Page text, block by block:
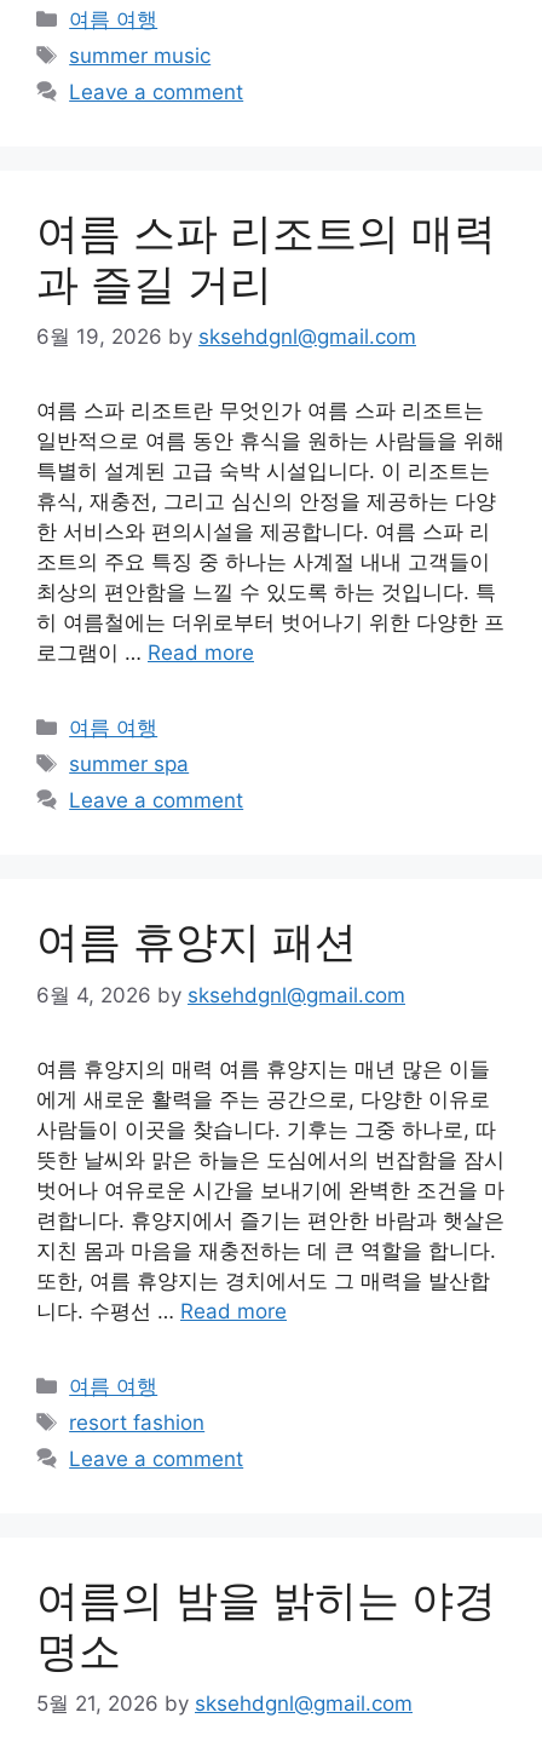
Categories
여름 여행
Tags
summer music
Leave a comment
여름 스파 리조트의 매력
과 즐길 거리
6월 19, 2026 by sksehdgnl@gmail.com
여름 스파 리조트란 무엇인가 여름 스파 리조트는
일반적으로 여름 동안 휴식을 원하는 사람들을 위해
특별히 설계된 고급 숙박 시설입니다. 이 리조트는
휴식, 재충전, 그리고 심신의 안정을 제공하는 다양
한 서비스와 편의시설을 제공합니다. 여름 스파 리
조트의 주요 특징 중 하나는 사계절 내내 고객들이
최상의 편안함을 느낄 수 있도록 하는 것입니다. 특
히 여름철에는 더위로부터 벗어나기 위한 다양한 프
로그램이 … Read more
Categories
여름 여행
Tags
summer spa
Leave a comment
여름 휴양지 패션
6월 4, 2026 by sksehdgnl@gmail.com
여름 휴양지의 매력 여름 휴양지는 매년 많은 이들
에게 새로운 활력을 주는 공간으로, 다양한 이유로
사람들이 이곳을 찾습니다. 기후는 그중 하나로, 따
뜻한 날씨와 맑은 하늘은 도심에서의 번잡함을 잠시
벗어나 여유로운 시간을 보내기에 완벽한 조건을 마
련합니다. 휴양지에서 즐기는 편안한 바람과 햇살은
지친 몸과 마음을 재충전하는 데 큰 역할을 합니다.
또한, 여름 휴양지는 경치에서도 그 매력을 발산합
니다. 수평선 … Read more
Categories
여름 여행
Tags
resort fashion
Leave a comment
여름의 밤을 밝히는 야경
명소
5월 21, 2026 by sksehdgnl@gmail.com